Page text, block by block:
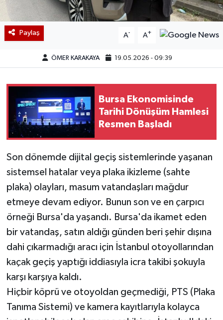
Paylaş A- A+
ÖMER KARAKAYA 19.05.2026 - 09:39
Bursa Ekonomisinde
Tarihi Dönüşüm Hamlesi
Resmen Başladı
Son dönemde dijital geçiş sistemlerinde yaşanan
sistemsel hatalar veya plaka ikizleme (sahte
plaka) olayları, masum vatandaşları mağdur
etmeye devam ediyor. Bunun son ve en çarpıcı
örneği Bursa'da yaşandı. Bursa'da ikamet eden
bir vatandaş, satın aldığı günden beri şehir dışına
dahi çıkarmadığı aracı için İstanbul otoyollarından
kaçak geçiş yaptığı iddiasıyla icra takibi şokuyla
karşı karşıya kaldı.
Hiçbir köprü ve otoyoldan geçmediği, PTS (Plaka
Tanıma Sistemi) ve kamera kayıtlarıyla kolayca